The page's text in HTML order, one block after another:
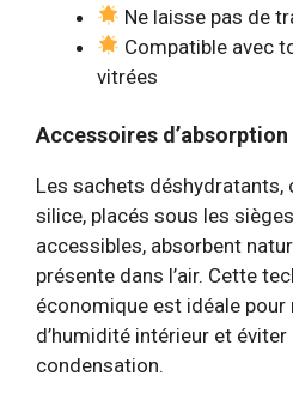
Ne laisse pas de
Compatible avec
vitrées
Accessoires
Les sachets déshydratants,
silice, placés sous les
accessibles, absorbent
présente dans l’air. Cette
économique est idéale pour
d’humidité intérieur et
condensation.